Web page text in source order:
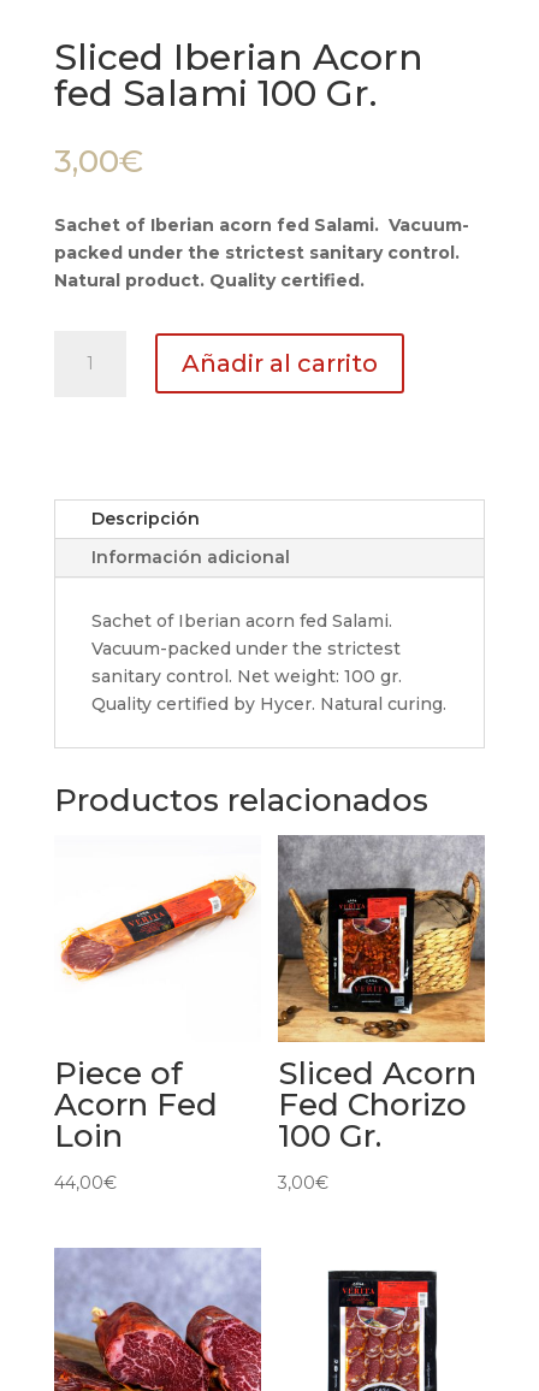
Sliced Iberian Acorn
fed Salami 100 Gr.
3,00€
Sachet of Iberian acorn fed Salami. Vacuum-
packed under the strictest sanitary control.
Natural product. Quality certified.
Iberian
cantidad
Añadir al carrito
Descripción
Información adicional
Sachet of Iberian acorn fed Salami.
Vacuum-packed under the strictest
sanitary control. Net weight: 100 gr.
Quality certified by Hycer. Natural curing.
Productos relacionados
Piece of
Acorn Fed
Loin
44,00€
Sliced Acorn
Fed Chorizo
100 Gr.
3,00€